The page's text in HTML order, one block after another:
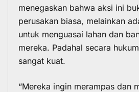
menegaskan bahwa aksi ini
perusakan biasa, melainkan
untuk menguasai lahan dan
mereka. Padahal secara
sangat kuat.
“Mereka ingin merampas dan